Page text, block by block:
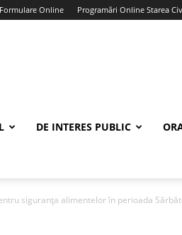
Formulare Online Programări Online Starea
DE INTERES PUBLIC
siguranța alimentelor în perioada